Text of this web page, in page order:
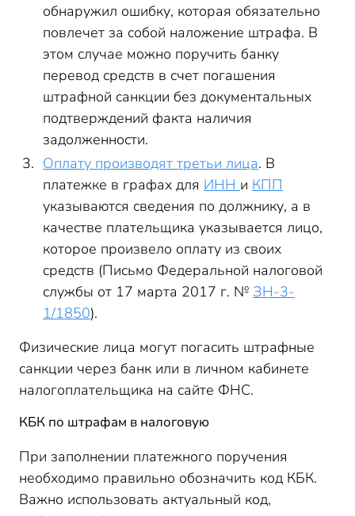
обнаружил ошибку, которая обязательно
повлечет за собой наложение штрафа. В
этом случае можно поручить банку
перевод средств в счет погашения
штрафной санкции без документальных
подтверждений факта наличия
задолженности.
Оплату производят третьи лица. В
платежке в графах для ИНН и КПП
указываются сведения по должнику, а в
качестве плательщика указывается лицо,
которое произвело оплату из своих
средств (Письмо Федеральной налоговой
службы от 17 марта 2017 г. № ЗН-3-
1/1850).
Физические лица могут погасить штрафные
санкции через банк или в личном кабинете
налогоплательщика на сайте ФНС.
КБК по штрафам в налоговую
При заполнении платежного поручения
необходимо правильно обозначить код КБК.
Важно использовать актуальный код,